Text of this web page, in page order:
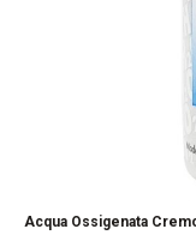
Acqua Ossigenata